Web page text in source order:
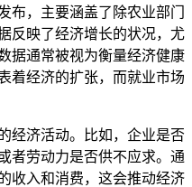
布，主要涵盖了除农业部门
反映了经济增长的状况，尤
据通常被视为衡量经济健康
着经济的扩张，而就业市场
经济活动。比如，企业是否
者劳动力是否供不应求。通
收入和消费，这会推动经济